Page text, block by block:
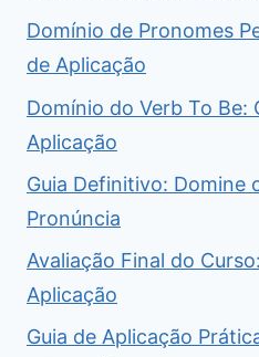
Domínio de Pronomes
de Aplicação
Domínio do Verb To Be:
Aplicação
Guia Definitivo: Domine
Pronúncia
Avaliação Final do
Aplicação
Guia de Aplicação